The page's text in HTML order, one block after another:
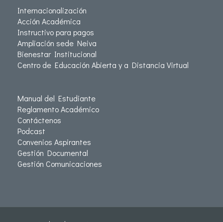
Internacionalización
Acción Académica
Instructivo para pagos
Ampliación sede Neiva
Bienestar Institucional
Centro de Educación Abierta y a Distancia Virtual
Manual del Estudiante
Reglamento Académico
Contáctenos
Podcast
Convenios Aspirantes
Gestión Documental
Gestión Comunicaciones